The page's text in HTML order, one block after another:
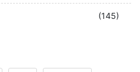
(145)